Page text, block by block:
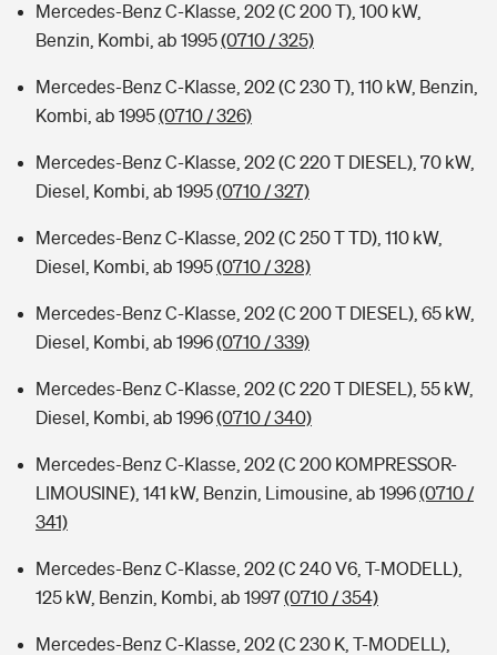
Mercedes-Benz C-Klasse, 202 (C 200 T), 100 kW,
Benzin, Kombi, ab 1995(0710 / 325)
Mercedes-Benz C-Klasse, 202 (C 230 T), 110 kW, Benzin,
Kombi, ab 1995(0710 / 326)
Mercedes-Benz C-Klasse, 202 (C 220 T DIESEL), 70 kW,
Diesel, Kombi, ab 1995(0710 / 327)
Mercedes-Benz C-Klasse, 202 (C 250 T TD), 110 kW,
Diesel, Kombi, ab 1995(0710 / 328)
Mercedes-Benz C-Klasse, 202 (C 200 T DIESEL), 65 kW,
Diesel, Kombi, ab 1996(0710 / 339)
Mercedes-Benz C-Klasse, 202 (C 220 T DIESEL), 55 kW,
Diesel, Kombi, ab 1996(0710 / 340)
Mercedes-Benz C-Klasse, 202 (C 200 KOMPRESSOR-
LIMOUSINE), 141 kW, Benzin, Limousine, ab 1996(0710 /
341)
Mercedes-Benz C-Klasse, 202 (C 240 V6, T-MODELL),
125 kW, Benzin, Kombi, ab 1997(0710 / 354)
Mercedes-Benz C-Klasse, 202 (C 230 K, T-MODELL),